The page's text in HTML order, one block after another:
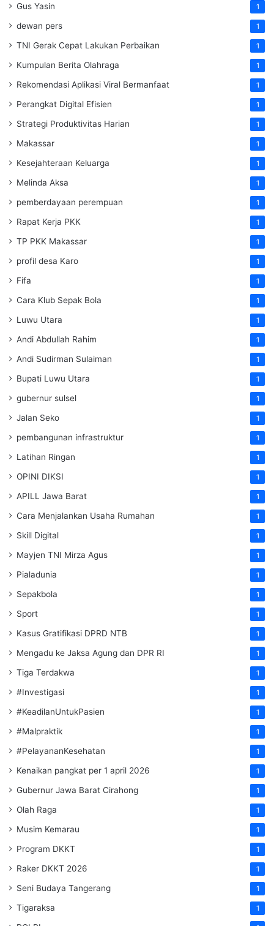
Gus Yasin 1
dewan pers 1
TNI Gerak Cepat Lakukan Perbaikan 1
Kumpulan Berita Olahraga 1
Rekomendasi Aplikasi Viral Bermanfaat 1
Perangkat Digital Efisien 1
Strategi Produktivitas Harian 1
Makassar 1
Kesejahteraan Keluarga 1
Melinda Aksa 1
pemberdayaan perempuan 1
Rapat Kerja PKK 1
TP PKK Makassar 1
profil desa Karo 1
Fifa 1
Cara Klub Sepak Bola 1
Luwu Utara 1
Andi Abdullah Rahim 1
Andi Sudirman Sulaiman 1
Bupati Luwu Utara 1
gubernur sulsel 1
Jalan Seko 1
pembangunan infrastruktur 1
Latihan Ringan 1
OPINI DIKSI 1
APILL Jawa Barat 1
Cara Menjalankan Usaha Rumahan 1
Skill Digital 1
Mayjen TNI Mirza Agus 1
Pialadunia 1
Sepakbola 1
Sport 1
Kasus Gratifikasi DPRD NTB 1
Mengadu ke Jaksa Agung dan DPR RI 1
Tiga Terdakwa 1
#Investigasi 1
#KeadilanUntukPasien 1
#Malpraktik 1
#PelayananKesehatan 1
Kenaikan pangkat per 1 april 2026 1
Gubernur Jawa Barat Cirahong 1
Olah Raga 1
Musim Kemarau 1
Program DKKT 1
Raker DKKT 2026 1
Seni Budaya Tangerang 1
Tigaraksa 1